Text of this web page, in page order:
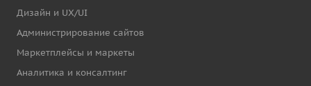
Дизайн и UX/UI
Администрирование сайтов
Маркетплейсы и маркеты
Аналитика и консалтинг